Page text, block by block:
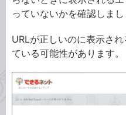
っていないかを確認しまし
URLが正しいのに表示さ
ている可能性があります。